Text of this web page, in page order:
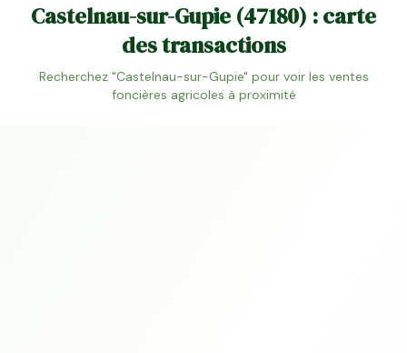
Castelnau-sur-Gupie (47180) : carte
des transactions
Recherchez "Castelnau-sur-Gupie" pour voir les ventes
foncières agricoles à proximité